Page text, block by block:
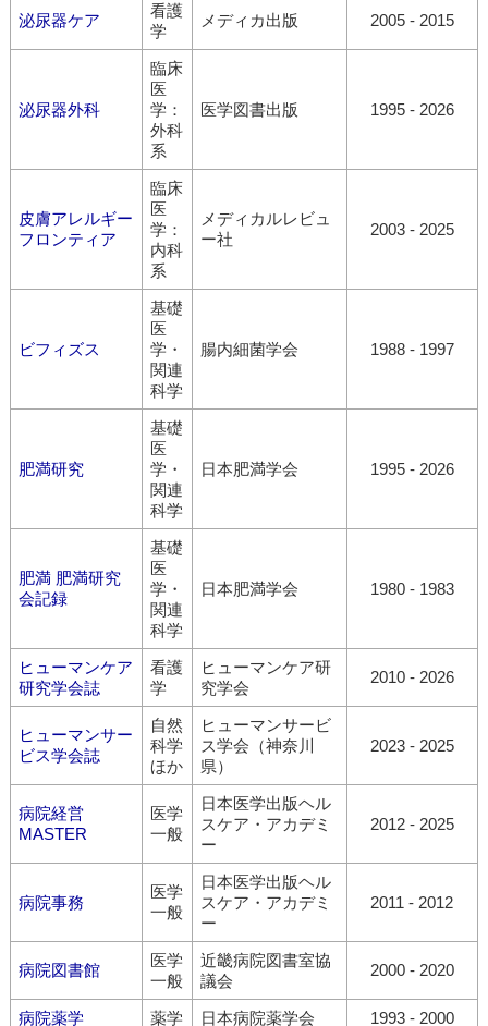
泌尿器ケア
看護
学
メディカ出版 2005 - 2015
泌尿器外科
臨床
医
学：
外科
系
医学図書出版 1995 - 2026
皮膚アレルギー
フロンティア
臨床
医
学：
内科
系
メディカルレビュ
ー社
2003 - 2025
ビフィズス
基礎
医
学・
関連
科学
腸内細菌学会 1988 - 1997
肥満研究
基礎
医
学・
関連
科学
日本肥満学会 1995 - 2026
肥満 肥満研究
会記録
基礎
医
学・
関連
科学
日本肥満学会 1980 - 1983
ヒューマンケア
研究学会誌
看護
学
ヒューマンケア研
究学会
2010 - 2026
ヒューマンサー
ビス学会誌
自然
科学
ほか
ヒューマンサービ
ス学会（神奈川
県）
2023 - 2025
病院経営
MASTER
医学
一般
日本医学出版ヘル
スケア・アカデミ
ー
2012 - 2025
病院事務
医学
一般
日本医学出版ヘル
スケア・アカデミ
ー
2011 - 2012
病院図書館
医学
一般
近畿病院図書室協
議会
2000 - 2020
病院薬学 薬学 日本病院薬学会 1993 - 2000